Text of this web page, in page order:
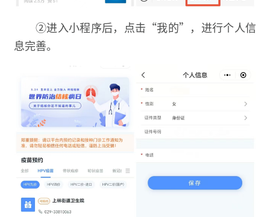
②进入小程序后，点击“我的”，进行个人信
息完善。